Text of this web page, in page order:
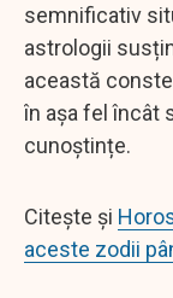
semnificativ
astrologii
această
în așa fel încât
cunoștințe.
Citește și
aceste zodii